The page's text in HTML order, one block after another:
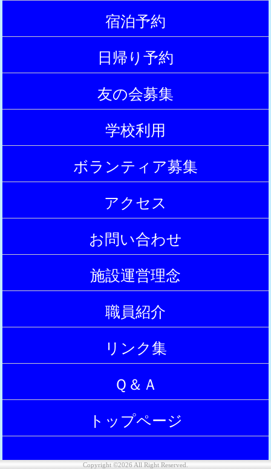
宿泊予約
日帰り予約
友の会募集
学校利用
ボランティア募集
アクセス
お問い合わせ
施設運営理念
職員紹介
リンク集
Ｑ＆Ａ
トップページ
Copyright ©2026 All Right Reserved.